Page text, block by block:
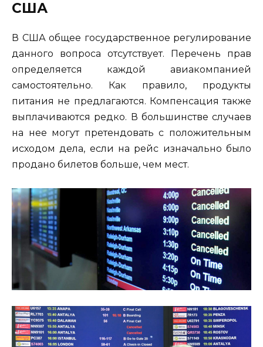
США
В США общее государственное регулирование
данного вопроса отсутствует. Перечень прав
определяется каждой авиакомпанией
самостоятельно. Как правило, продукты
питания не предлагаются. Компенсация также
выплачиваются редко. В большинстве случаев
на нее могут претендовать с положительным
исходом дела, если на рейс изначально было
продано билетов больше, чем мест.